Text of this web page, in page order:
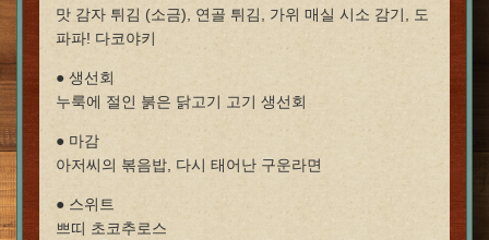
맛 감자 튀김 (소금), 연골 튀김, 가위 매실 시소 감기, 도
파파! 다코야키
● 생선회
누룩에 절인 붉은 닭고기 고기 생선회
● 마감
아저씨의 볶음밥, 다시 태어난 구운라면
● 스위트
쁘띠 초코추로스